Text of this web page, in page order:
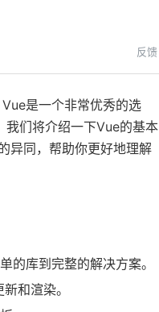
反馈
是一个非常优秀的选
们将介绍一下Vue的基本
异同，帮助你更好地理解
的库到完整的解决方案。
和渲染。